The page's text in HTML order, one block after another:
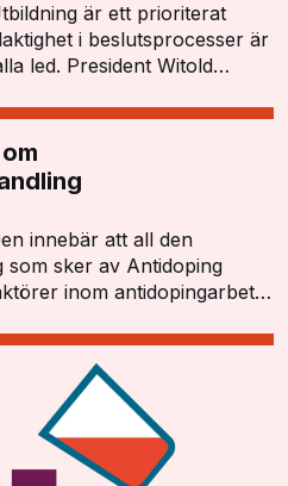
är ett prioriterat
i beslutsprocesser är
led. President Witold
innebär att all den
som sker av Antidoping
inom antidopingarbetet